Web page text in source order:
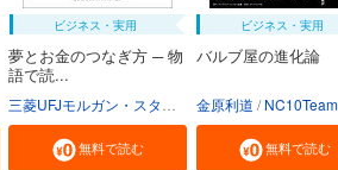
ビジネス・実用
夢とお金のつなぎ方 ─ 物
語で読...
三菱UFJモルガン・スタンレー証券株式会社
無料で読む
ビジネス・実用
バルブ屋の進化論
金原利道 NC10Team
無料で読む